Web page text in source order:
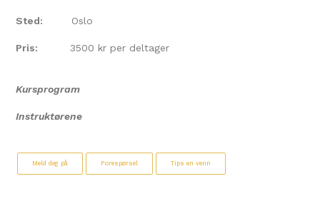
Sted: Oslo
Pris: 3500 kr per deltager
Kursprogram
Instruktørene
Meld deg på Forespørsel Tips en venn